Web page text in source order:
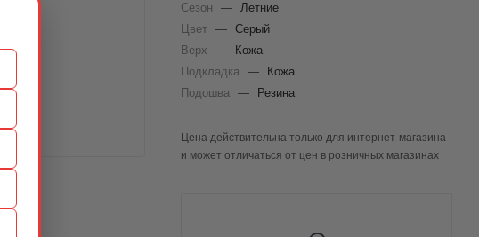
Сезон
— Летние
Цвет — Серый
Верх
—
Кожа
Подкладка —
Кожа
Подошва — Резина
Цена действительна только для интернет-магазина
и может отличаться от цен в розничных магазинах